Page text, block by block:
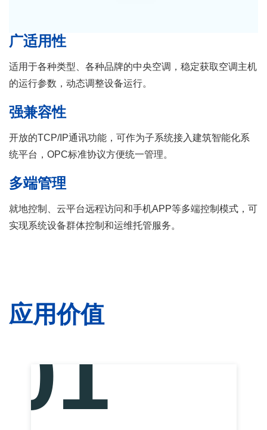
广适用性
适用于各种类型、各种品牌的中央空调，稳定获取空调主机
的运行参数，动态调整设备运行。
强兼容性
开放的TCP/IP通讯功能，可作为子系统接入建筑智能化系
统平台，OPC标准协议方便统一管理。
多端管理
就地控制、云平台远程访问和手机APP等多端控制模式，可
实现系统设备群体控制和运维托管服务。
应用价值
01